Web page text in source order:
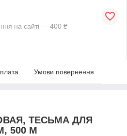
на сайті — 400 ₴
Умови повернення
ТЕСЬМА ДЛЯ
500 М